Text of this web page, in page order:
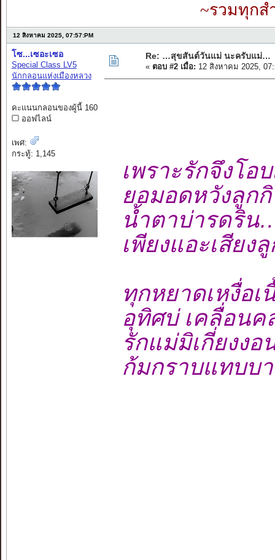
~รวมทุกส
12 สิงหาคม 2025, 07:57:PM
โซ...เซอะเซอ
Special Class LV5
นักกลอนแห่งเมืองหลวง
คะแนนกลอนของผู้นี้ 160
ออฟไลน์
เพศ:
กระทู้: 1,145
Re: …สุขสันต์วันแม่ นะครับแม่…
« ตอบ #2 เมื่อ: 12 สิงหาคม 2025,
เพราะรักจึง
ยอมอดหวังลู
น้ำตาบ่ารด
เพียงแอะเสีย
ทุกหยาดเหงื่อ
อุทิศบ่ เคลื่อ
รักแม่มิเกี่ยง
ก้มกราบแทบ